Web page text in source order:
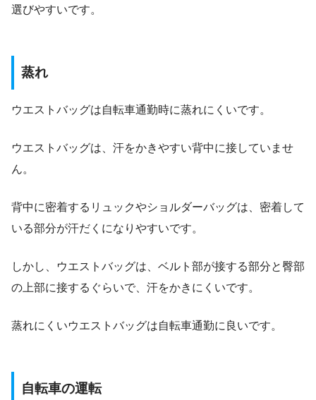
選びやすいです。
蒸れ
ウエストバッグは自転車通勤時に蒸れにくいです。
ウエストバッグは、汗をかきやすい背中に接していませ
ん。
背中に密着するリュックやショルダーバッグは、密着して
いる部分が汗だくになりやすいです。
しかし、ウエストバッグは、ベルト部が接する部分と臀部
の上部に接するぐらいで、汗をかきにくいです。
蒸れにくいウエストバッグは自転車通勤に良いです。
自転車の運転